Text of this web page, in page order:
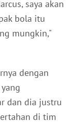
saya akan
bola itu
mungkin,"
dengan
dan dia justru
di tim